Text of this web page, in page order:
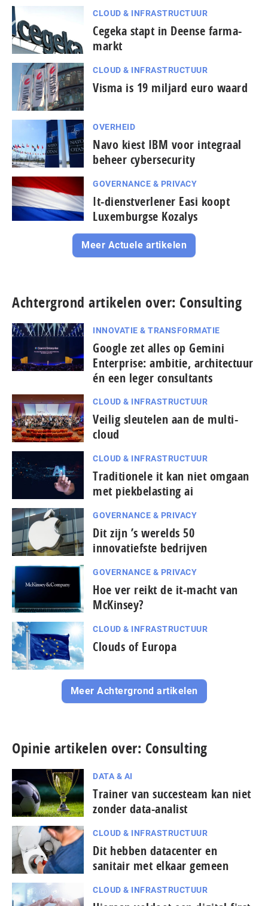
CLOUD & INFRASTRUCTUUR
Cegeka stapt in Deense farma-
markt
CLOUD & INFRASTRUCTUUR
Visma is 19 miljard euro waard
OVERHEID
Navo kiest IBM voor integraal
beheer cybersecurity
GOVERNANCE & PRIVACY
It-dienstverlener Easi koopt
Luxemburgse Kozalys
Meer Actuele artikelen
Achtergrond artikelen over: Consulting
INNOVATIE & TRANSFORMATIE
Google zet alles op Gemini
Enterprise: ambitie, architectuur
én een leger consultants
CLOUD & INFRASTRUCTUUR
Veilig sleutelen aan de multi-
cloud
CLOUD & INFRASTRUCTUUR
Traditionele it kan niet omgaan
met piekbelasting ai
GOVERNANCE & PRIVACY
Dit zijn ’s werelds 50
innovatiefste bedrijven
GOVERNANCE & PRIVACY
Hoe ver reikt de it-macht van
McKinsey?
CLOUD & INFRASTRUCTUUR
Clouds of Europa
Meer Achtergrond artikelen
Opinie artikelen over: Consulting
DATA & AI
Trainer van succesteam kan niet
zonder data-analist
CLOUD & INFRASTRUCTUUR
Dit hebben datacenter en
sanitair met elkaar gemeen
CLOUD & INFRASTRUCTUUR